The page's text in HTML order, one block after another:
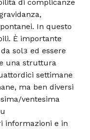
di complicanze
In questo
È importante
solɜ ed essere
una struttura
settimane
ma ben diversi
ventesima
informazioni e in